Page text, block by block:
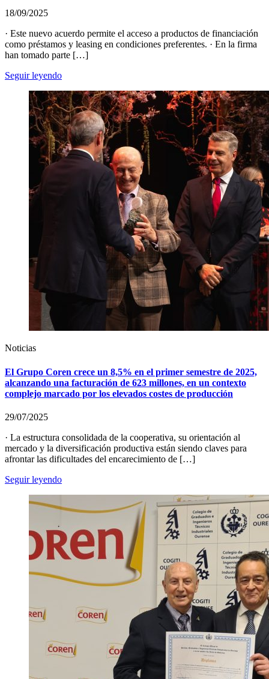
18/09/2025
· Este nuevo acuerdo permite el acceso a productos de financiación
como préstamos y leasing en condiciones preferentes. · En la firma
han tomado parte […]
Seguir leyendo
Noticias
El Grupo Coren crece un 8,5% en el primer semestre de 2025,
alcanzando una facturación de 623 millones, en un contexto
complejo marcado por los elevados costes de producción
29/07/2025
· La estructura consolidada de la cooperativa, su orientación al
mercado y la diversificación productiva están siendo claves para
afrontar las dificultades del encarecimiento de […]
Seguir leyendo